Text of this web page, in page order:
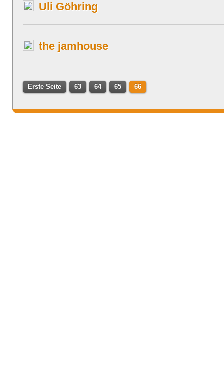
Uli Göhring
the jamhouse
Erste Seite 63 64 65 66